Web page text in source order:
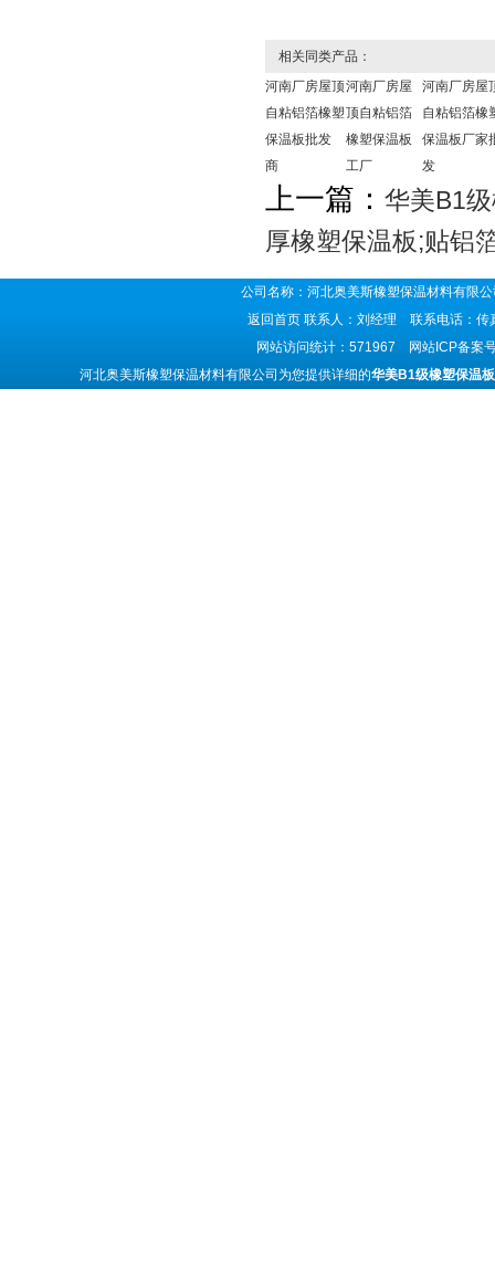
相关同类产品：
河南厂房屋顶
自粘铝箔橡塑
保温板批发
商
河南厂房屋
顶自粘铝箔
橡塑保温板
工厂
河南厂房屋
自粘铝箔橡
保温板厂家
发
上一篇： 华美B1
厚橡塑保温板;贴铝
公司名称：河北奥美斯橡塑保温材料有
返回首页 联系人：刘经理 联系电话：
网站访问统计：571967 网站ICP备案
河北奥美斯橡塑保温材料有限公司为您提供详细的华美B1级橡塑保温